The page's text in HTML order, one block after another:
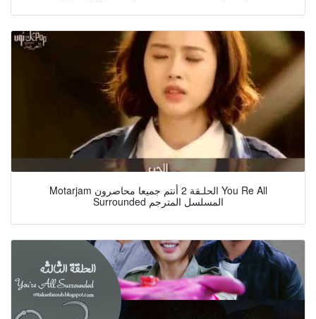
Motarjam الحلـقة 2 أنتم جميعا محاصرون You Re All
Surrounded المسلسل المترجم